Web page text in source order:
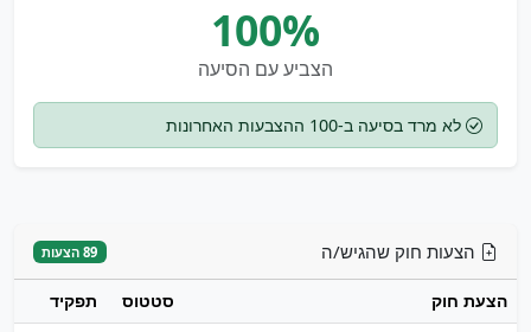
100%
הצביע עם הסיעה
לא מרד בסיעה ב-100 ההצבעות האחרונות
הצעות חוק שהגיש/ה 89 הצעות
הצעת חוק סטטוס
תפקיד